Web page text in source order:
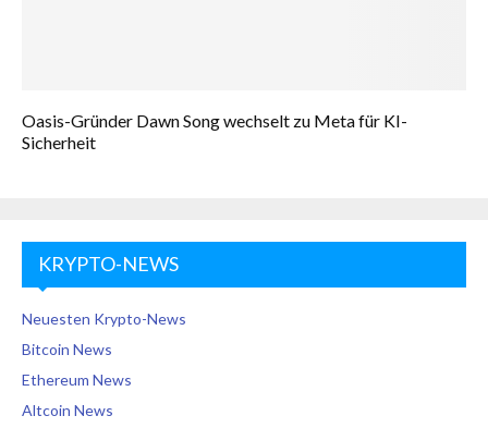
Oasis-Gründer Dawn Song wechselt zu Meta für KI-
Sicherheit
KRYPTO-NEWS
Neuesten Krypto-News
Bitcoin News
Ethereum News
Altcoin News